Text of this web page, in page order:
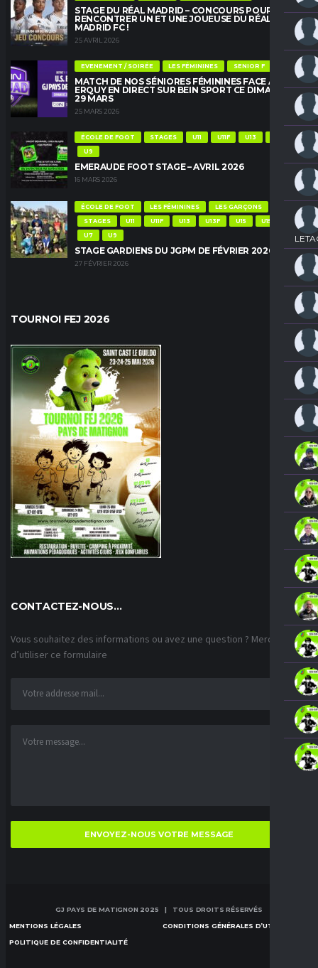
STAGE DU RÉAL MADRID – CONCOURS POUR
RENCONTRER UN ET UNE JOUEUSE DU RÉAL
MADRID FC !
25 AVRIL 2026
EVENEMENT / SOIRÉE LES FÉMININES SENIOR F
MATCH DE NOS SÉNIORES FÉMININES FACE À
ERQUY EN DIRECT SUR BEIN SPORT CE DIMANCHE
29 MARS
25 MARS 2026
ÉCOLE DE FOOT STAGES U11 U11F U13
U9
EMERAUDE FOOT STAGE – AVRIL 2026
16 MARS 2026
ÉCOLE DE FOOT LES FÉMININES
LES GARÇONS
STAGES
U11 U11F U13 U13F U15
U15F
U7
U9
STAGE GARDIENS DU JGPM DE FÉVRIER 2026
27 FÉVRIER 2026
TOURNOI FEJ 2026
CONTACTEZ-NOUS…
Vous souhaitez des informations ou avez une question ? Merci
d’utiliser ce formulaire
GJ PAYS DE MATIGNON 2025 | TOUS DROITS RÉSERVÉS
MENTIONS LÉGALES CONDITIONS GÉNÉRALES D’UTILISATION
POLITIQUE DE CONFIDENTIALITÉ